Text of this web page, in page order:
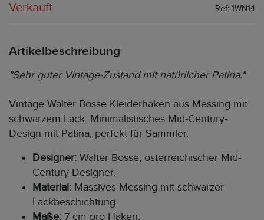
Verkauft Ref: 1WN14
Artikelbeschreibung
"Sehr guter Vintage-Zustand mit natürlicher Patina."
Vintage Walter Bosse Kleiderhaken aus Messing mit
schwarzem Lack. Minimalistisches Mid-Century-
Design mit Patina, perfekt für Sammler.
Designer: Walter Bosse, österreichischer Mid-
Century-Designer.
Material: Massives Messing mit schwarzer
Lackbeschichtung.
Maße: 7 cm pro Haken.